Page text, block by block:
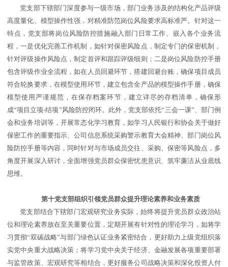
党支部下辖部门深度参与一级市场，部门业务涉及的结构化产品评级
高度量化、模型操作性强，对精准防范岗位风险要求高标准严。针对这一
特点，党支部将岗位风险防控措施融入部门日常工作、嵌入各个业务流
程，一是优化完善工作机制，如针对保密风险点，制定专门的保密机制，
针对评级操作风险点，制定首评和跟踪评级细则；二是岗位风险防控手册
包含评级作业全流程，如在人员回避环节，搭建回避台账，确保项目成员
符合轮换要求，在模型使用环节，建立包含全产品的模型操作手册，确保
模型使用严谨规范，在保存档案环节，建立详尽的存档清单，确保形
成“项目立项-结项”风险防控闭环。此外，党支部依托“三会一课”、部门例
会和业务培训等，开展常态化学习教育，如学习人民银行和协会关于做好
保密工作的重要指示、公司信息系统采购警示教育大会精神、部门岗位风
险防控手册等内容，同时针对与市场成员交往、采购、保密等风险点，多
角度开展深入研讨，全面增强党员群众保密忧患意识、筑牢廉洁从业底线
思维。
第十党支部组织引领党员群众提升理论素养和业务素质
党支部结合下辖部门宏观研究业务实际，始终将提升党员群众政治站
位和理论素养放在至关重要位置，定期开展有针对性的理论学习，如将学
习贯彻“双碳战略”与部门绿色认证业务紧密结合，更好助力上级党组织落
实党中央重大战略决策；将学习党中央关于经济、金融发展各项重要部署
与监管政策、宏观研究等相结合，更好服务公司战略决策和深化投资人付